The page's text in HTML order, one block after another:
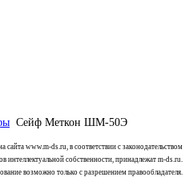
Сейф Меткон ШМ-50Э
www.m-ds.ru, в соответствии с законодательством
интеллектуальной собственности, принадлежат m-ds.ru.
возможно только с разрешением правообладателя.